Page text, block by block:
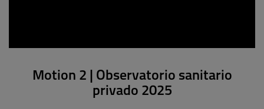
Motion 2 | Observatorio sanitario
privado 2025